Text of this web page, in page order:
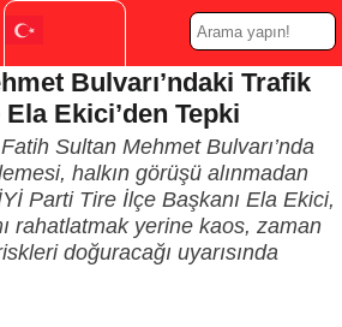
TurkishBulvarı’ndaki Trafik
Ekici’den Tepki
Sultan Mehmet Bulvarı’nda
halkın görüşü alınmadan
Parti Tire İlçe Başkanı Ela Ekici,
rahatlatmak yerine kaos, zaman
doğuracağı uyarısında